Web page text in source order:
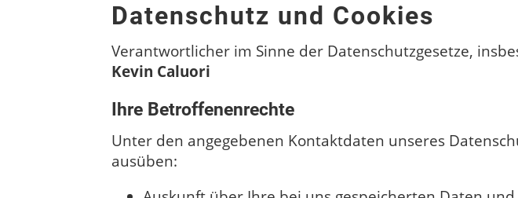
Datenschutz und Cookies
Verantwortlicher im Sinne der Datenschutzgesetze,
Kevin Caluori
Ihre Betroffenenrechte
Unter den angegebenen Kontaktdaten unseres
ausüben: